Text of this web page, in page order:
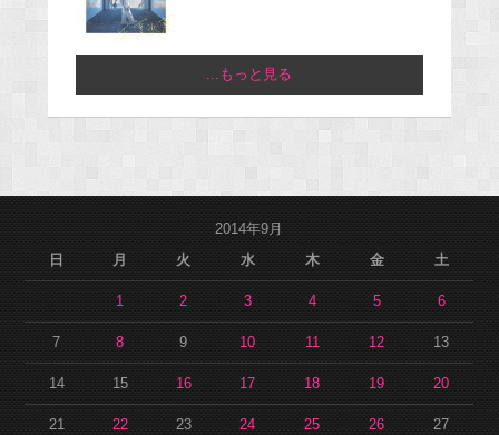
...もっと見る
2014年9月
日
月 火 水 木 金 土
1 2 3 4 5 6
7 8 9 10 11 12 13
14 15 16 17 18 19 20
21 22 23 24 25 26 27